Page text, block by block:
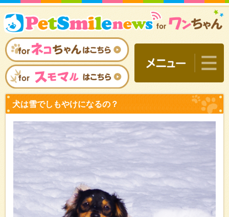
犬は雪でしもやけになるの